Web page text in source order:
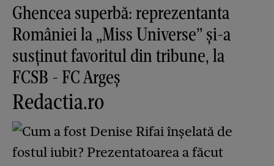
Ghencea superbă: reprezentanta
României la „Miss Universe” și-a
susținut favoritul din tribune, la
FCSB - FC Argeș
Redactia.ro